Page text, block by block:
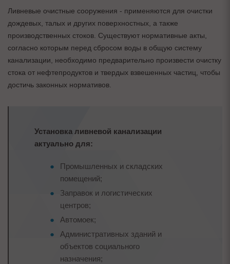
Ливневые очистные сооружения - применяются для очистки
дождевых, талых и других поверхностных, а также
производственных стоков. Существуют нормативные акты,
согласно которым перед сбросом воды в общую систему
канализации, необходимо предварительно произвести очистку
стока от нефтепродуктов и твердых взвешенных частиц, чтобы
достичь законных нормативов.
Установка ливневой канализации
актуально для:
Промышленных и складских
помещений;
Заправок и логистических
центров;
Автомоек;
Административных зданий и
объектов социального
назначения;